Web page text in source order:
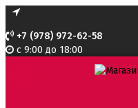
+7 (978) 972-62-58
с 9:00 до 18:00